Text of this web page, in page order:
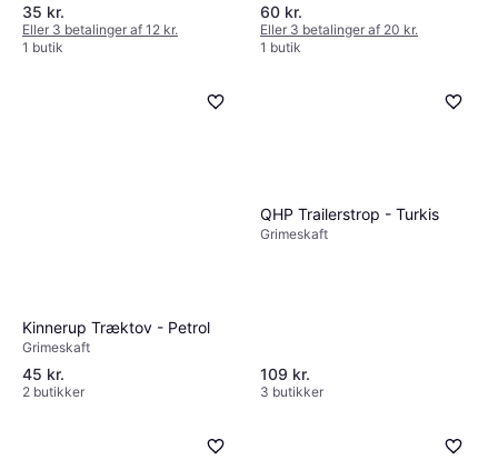
35 kr.
Eller 3 betalinger af 12 kr.
1 butik
60 kr.
Eller 3 betalinger af 20 kr.
1 butik
Kinnerup Træktov - Petrol
Grimeskaft
45 kr.
2 butikker
QHP Trailerstrop - Turkis
Grimeskaft
109 kr.
3 butikker